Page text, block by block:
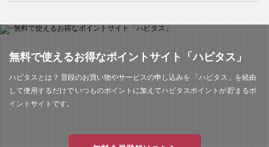
無料で使えるお得なポイントサイト「ハピタス」
ハピタスとは？ 普段のお買い物やサービスの申し込みを 「ハピタス」を経由
して使用するだけで いつものポイントに加えてハピタスポイントが 貯まるポ
イントサイトです。